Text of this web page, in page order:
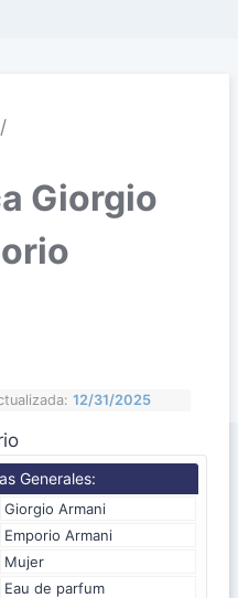
/
Giorgio
12/31/2025
Generales:
Giorgio Armani
Emporio Armani
Mujer
Eau de parfum